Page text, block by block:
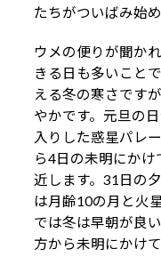
たちがついばみ始め
ウメの便りが聞か
きる日も多いこと
える冬の寒さです
やかです。元旦の
入りした惑星パレ
ら4日の未明にか
近します。31日の
は月齢10の月と火
では冬は早朝が良
方から未明にかけ